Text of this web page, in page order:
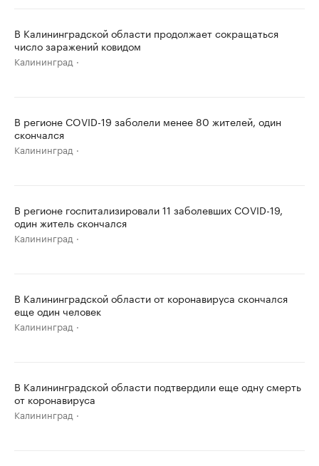
В Калининградской области продолжает сокращаться
число заражений ковидом
Калининград
В регионе COVID-19 заболели менее 80 жителей, один
скончался
Калининград
В регионе госпитализировали 11 заболевших COVID-19,
один житель скончался
Калининград
В Калининградской области от коронавируса скончался
еще один человек
Калининград
В Калининградской области подтвердили еще одну смерть
от коронавируса
Калининград